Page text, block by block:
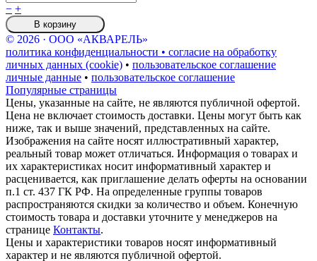
− +
В корзину
© 2026 · ООО «АКВАРЕЛЬ»
политика конфиденциальности • согласие на обработку
личных данных (cookie) • пользовательское соглашение
личные данные • пользовательское соглашение
Популярные страницы
Цены, указанные на сайте, не являются публичной офертой.
Цена не включает стоимость доставки. Цены могут быть как
ниже, так и выше значений, представленных на сайте.
Изображения на сайте носят иллюстративный характер,
реальный товар может отличаться. Информация о товарах и
их характеристиках носит информативный характер и
расценивается, как приглашение делать оферты на основании
п.1 ст. 437 ГК РФ. На определенные группы товаров
распространяются скидки за количество и объем. Конечную
стоимость товара и доставки уточните у менеджеров на
странице Контакты.
Цены и характеристики товаров носят информативный
характер и не являются публичной офертой.